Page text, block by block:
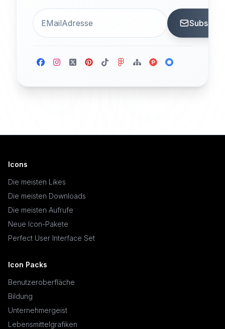
Icons
Die meisten Likes
Die meisten Downloads
Die meisten Aufrufe
Neue Icon-Pakete
Perfect User Interface Set
Icon Packs
Benutzeroberfläche
Bildung
Unternehmergeist
Lebensmittelgrafiken